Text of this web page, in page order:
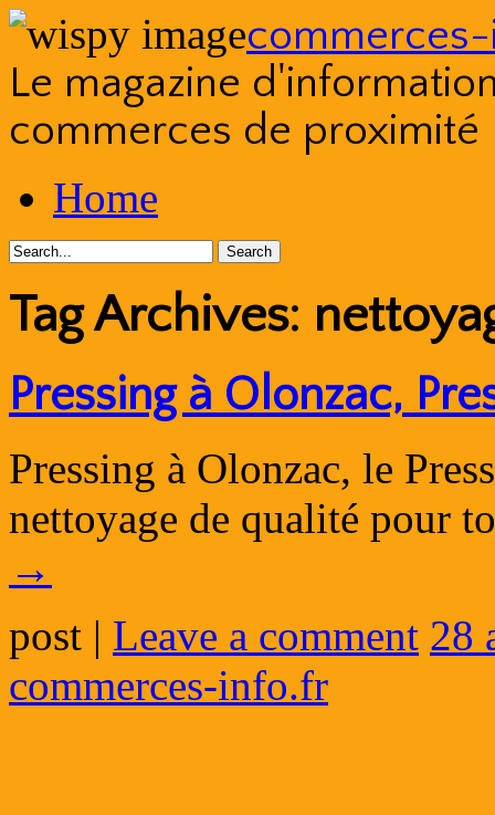
Le magazine
commerces de proximité
to
contentHome
Tag Archives:
Pressing à Olonzac,
Pressing à Olonzac, le
nettoyage de qualité pour
→
post | Leave a comment 28
commerces-info.fr